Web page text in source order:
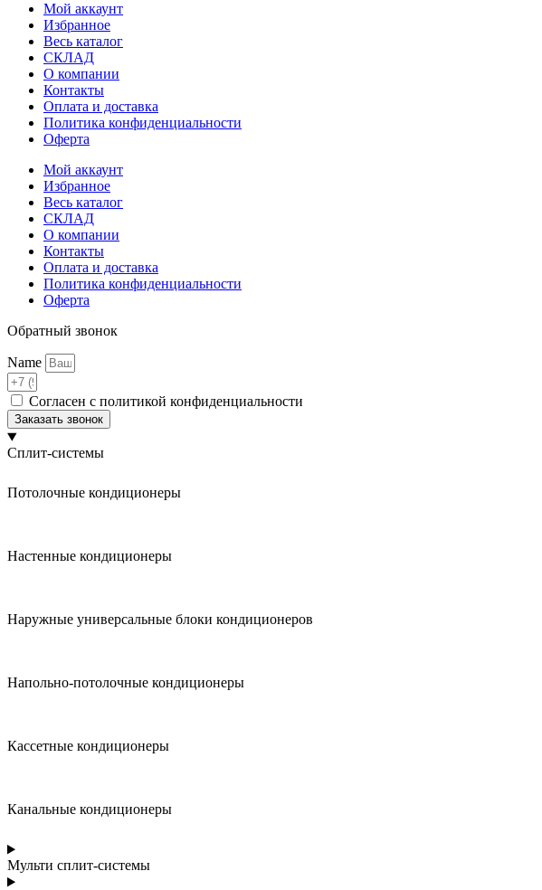
Мой аккаунт
Избранное
Весь каталог
СКЛАД
О компании
Контакты
Оплата и доставка
Политика конфиденциальности
Оферта
Мой аккаунт
Избранное
Весь каталог
СКЛАД
О компании
Контакты
Оплата и доставка
Политика конфиденциальности
Оферта
Обратный звонок
Name
Согласен с политикой конфиденциальности
Заказать звонок
Сплит-системы
Потолочные кондиционеры
Настенные кондиционеры
Наружные универсальные блоки кондиционеров
Напольно-потолочные кондиционеры
Кассетные кондиционеры
Канальные кондиционеры
Мульти сплит-системы